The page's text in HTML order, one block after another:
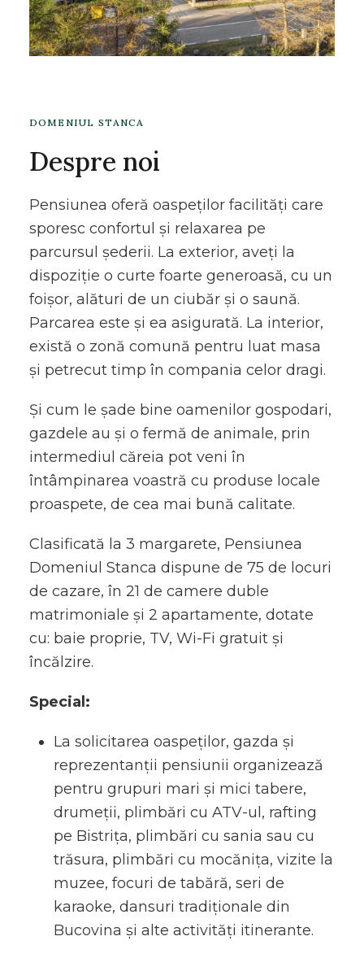
DOMENIUL STANCA
Despre noi
Pensiunea oferă oaspeților facilități care
sporesc confortul și relaxarea pe
parcursul șederii. La exterior, aveți la
dispoziție o curte foarte generoasă, cu un
foișor, alături de un ciubăr și o saună.
Parcarea este și ea asigurată. La interior,
există o zonă comună pentru luat masa
și petrecut timp în compania celor dragi.
Și cum le șade bine oamenilor gospodari,
gazdele au și o fermă de animale, prin
intermediul căreia pot veni în
întâmpinarea voastră cu produse locale
proaspete, de cea mai bună calitate.
Clasificată la 3 margarete, Pensiunea
Domeniul Stanca dispune de 75 de locuri
de cazare, în 21 de camere duble
matrimoniale și 2 apartamente, dotate
cu: baie proprie, TV, Wi-Fi gratuit și
încălzire.
Special:
La solicitarea oaspeților, gazda și
reprezentanții pensiunii organizează
pentru grupuri mari și mici tabere,
drumeții, plimbări cu ATV-ul, rafting
pe Bistrița, plimbări cu sania sau cu
trăsura, plimbări cu mocănița, vizite la
muzee, focuri de tabără, seri de
karaoke, dansuri tradiționale din
Bucovina și alte activități itinerante.